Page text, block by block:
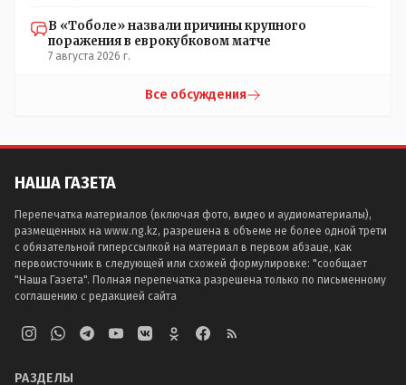
В «Тоболе» назвали причины крупного
поражения в еврокубковом матче
7 августа 2026 г.
Все обсуждения
НАША ГАЗЕТА
Перепечатка материалов (включая фото, видео и аудиоматериалы),
размещенных на www.ng.kz, разрешена в объеме не более одной трети
с обязательной гиперссылкой на материал в первом абзаце, как
первоисточник в следующей или схожей формулировке: "сообщает
"Наша Газета". Полная перепечатка разрешена только по письменному
соглашению с редакцией сайта
РАЗДЕЛЫ